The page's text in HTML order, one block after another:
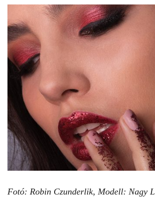
Fotó: Robin Czunderlik, Modell: Nagy